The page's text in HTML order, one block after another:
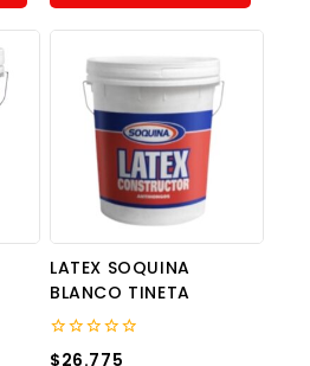
LATEX SOQUINA
BLANCO TINETA
0
$26.775